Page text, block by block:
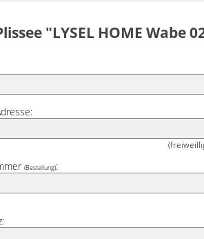
"LYSEL HOME Wabe
(Bestellung):